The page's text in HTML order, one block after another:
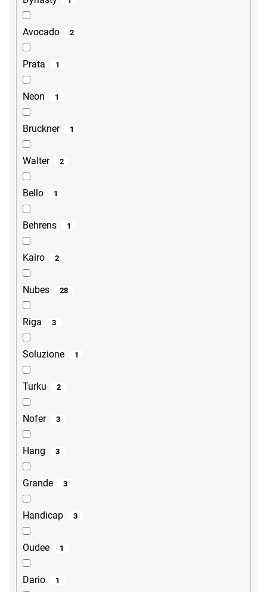
Avocado 2
Prata 1
Neon 1
Bruckner 1
Walter 2
Bello 1
Behrens 1
Kairo 2
Nubes 28
Riga 3
Soluzione 1
Turku 2
Nofer 3
Hang 3
Grande 3
Handicap 3
Oudee 1
Dario 1